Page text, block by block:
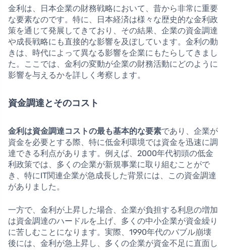
金利は、日本企業の財務戦略において、昔から非常に重要
な要素なのです。特に、日本経済は様々な歴史的な金利政
策を通じて発展してきており、その結果、企業の資金調達
や成長戦略にも直接的な影響を及ぼしています。金利の動
きは、時代によって異なる影響を企業にもたらしてきまし
た。ここでは、金利の変動が企業の財務活動にどのように
影響を与えるかを詳しく考察します。
資金調達とそのコスト
金利は資金調達コストの最も基本的な要素であり、企業が
資金を必要とする際、特に低金利環境では資金を迅速に調
達できる利点があります。例えば、2000年代初頭の低金
利政策では、多くの企業が新規事業に取り組むことがで
き、特にIT関連企業が急成長した背景には、この資金調達
がありました。
一方で、金利が上昇した場合、企業が負担する利息の増加
は資金調達のハードルを上げ、多くの中小企業が資金繰り
に苦しむことになります。実際、1990年代のバブル崩壊
後には、金利が急上昇し、多くの企業が資金不足に直面し